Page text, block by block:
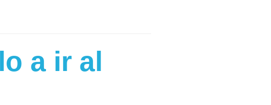
a ir al